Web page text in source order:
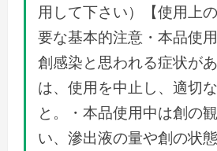
用して下さい）【使用上
要な基本的注意・本品使
創感染と思われる症状が
は、使用を中止し、適切
と。・本品使用中は創の
い、滲出液の量や創の状